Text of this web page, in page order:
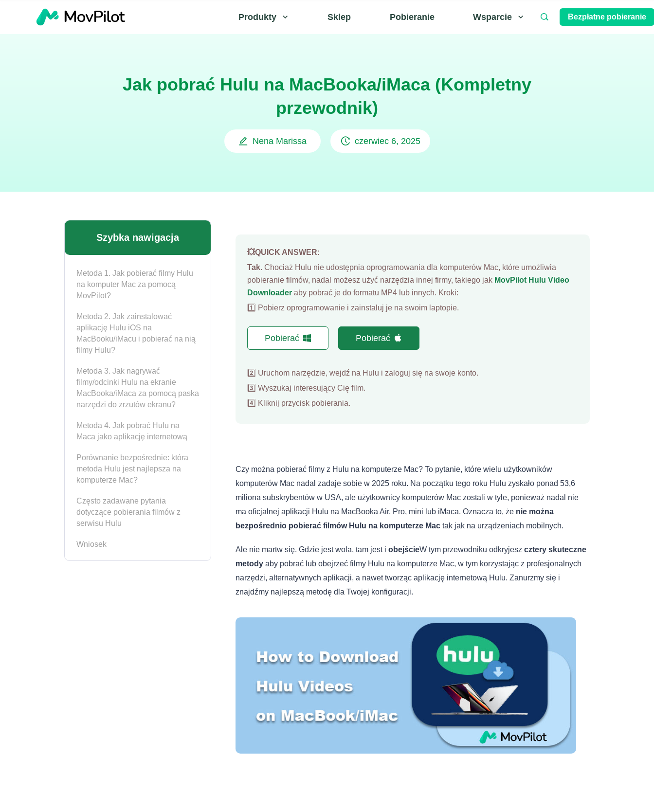
Produkty Sklep Pobieranie Wsparcie Bezpłatne pobieranie
Jak pobrać Hulu na MacBooka/iMaca (Kompletny
przewodnik)
Nena Marissa czerwiec 6, 2025
Szybka nawigacja
Metoda 1. Jak pobierać filmy Hulu
na komputer Mac za pomocą
MovPilot?
Metoda 2. Jak zainstalować
aplikację Hulu iOS na
MacBooku/iMacu i pobierać na nią
filmy Hulu?
Metoda 3. Jak nagrywać
filmy/odcinki Hulu na ekranie
MacBooka/iMaca za pomocą paska
narzędzi do zrzutów ekranu?
Metoda 4. Jak pobrać Hulu na
Maca jako aplikację internetową
Porównanie bezpośrednie: która
metoda Hulu jest najlepsza na
komputerze Mac?
Często zadawane pytania
dotyczące pobierania filmów z
serwisu Hulu
Wniosek
💥QUICK ANSWER:
Tak. Chociaż Hulu nie udostępnia oprogramowania dla komputerów Mac, które umożliwia
pobieranie filmów, nadal możesz użyć narzędzia innej firmy, takiego jak MovPilot Hulu Video
Downloader aby pobrać je do formatu MP4 lub innych. Kroki:
1️⃣ Pobierz oprogramowanie i zainstaluj je na swoim laptopie.
Pobierać Pobierać
2️⃣ Uruchom narzędzie, wejdź na Hulu i zaloguj się na swoje konto.
3️⃣ Wyszukaj interesujący Cię film.
4️⃣ Kliknij przycisk pobierania.
Czy można pobierać filmy z Hulu na komputerze Mac? To pytanie, które wielu użytkowników
komputerów Mac nadal zadaje sobie w 2025 roku. Na początku tego roku Hulu zyskało ponad 53,6
miliona subskrybentów w USA, ale użytkownicy komputerów Mac zostali w tyle, ponieważ nadal nie
ma oficjalnej aplikacji Hulu na MacBooka Air, Pro, mini lub iMaca. Oznacza to, że nie można
bezpośrednio pobierać filmów Hulu na komputerze Mac tak jak na urządzeniach mobilnych.
Ale nie martw się. Gdzie jest wola, tam jest i obejścieW tym przewodniku odkryjesz cztery skuteczne
metody aby pobrać lub obejrzeć filmy Hulu na komputerze Mac, w tym korzystając z profesjonalnych
narzędzi, alternatywnych aplikacji, a nawet tworząc aplikację internetową Hulu. Zanurzmy się i
znajdźmy najlepszą metodę dla Twojej konfiguracji.